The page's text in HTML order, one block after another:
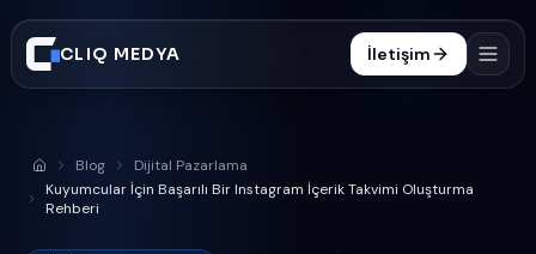
CLIQ MEDYA İletişim
İşler
Anasayfa
Blog
Dijital Pazarlama
Kuyumcular İçin Başarılı Bir Instagram İçerik Takvimi Oluşturma
Rehberi